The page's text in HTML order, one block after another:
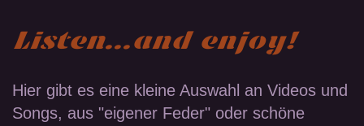
Listen...and enjoy!
Hier gibt es eine kleine Auswahl an Videos und
Songs, aus "eigener Feder" oder schöne